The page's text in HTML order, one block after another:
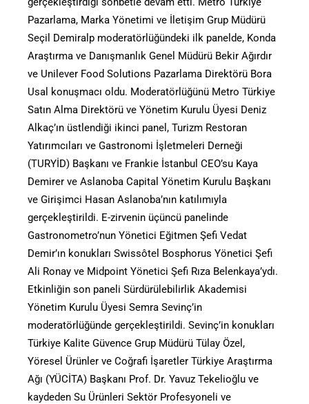
Pazarlama, Marka Yönetimi ve İletişim Grup Müdürü
Seçil Demiralp moderatörlüğündeki ilk panelde, Konda
Araştırma ve Danışmanlık Genel Müdürü Bekir Ağırdır
ve Unilever Food Solutions Pazarlama Direktörü Bora
Usal konuşmacı oldu. Moderatörlüğünü Metro Türkiye
Satın Alma Direktörü ve Yönetim Kurulu Üyesi Deniz
Alkaç’ın üstlendiği ikinci panel, Turizm Restoran
Yatırımcıları ve Gastronomi İşletmeleri Derneği
(TURYİD) Başkanı ve Frankie İstanbul CEO’su Kaya
Demirer ve Aslanoba Capital Yönetim Kurulu Başkanı
ve Girişimci Hasan Aslanoba’nın katılımıyla
gerçekleştirildi. E-zirvenin üçüncü panelinde
Gastronometro’nun Yönetici Eğitmen Şefi Vedat
Demir’ın konukları Swissôtel Bosphorus Yönetici Şefi
Ali Ronay ve Midpoint Yönetici Şefi Rıza Belenkaya’ydı.
Etkinliğin son paneli Sürdürülebilirlik Akademisi
Yönetim Kurulu Üyesi Semra Sevinç’in
moderatörlüğünde gerçekleştirildi. Sevinç’in konukları
Türkiye Kalite Güvence Grup Müdürü Tülay Özel,
Yöresel Ürünler ve Coğrafi İşaretler Türkiye Araştırma
Ağı (YÜCİTA) Başkanı Prof. Dr. Yavuz Tekelioğlu ve
kaydeden Su Ürünleri Sektör Profesyoneli ve